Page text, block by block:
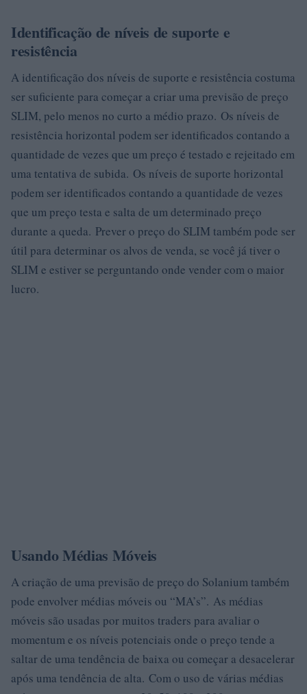
Identificação de níveis de suporte e
resistência
A identificação dos níveis de suporte e resistência costuma
ser suficiente para começar a criar uma previsão de preço
SLIM, pelo menos no curto a médio prazo. Os níveis de
resistência horizontal podem ser identificados contando a
quantidade de vezes que um preço é testado e rejeitado em
uma tentativa de subida. Os níveis de suporte horizontal
podem ser identificados contando a quantidade de vezes
que um preço testa e salta de um determinado preço
durante a queda. Prever o preço do SLIM também pode ser
útil para determinar os alvos de venda, se você já tiver o
SLIM e estiver se perguntando onde vender com o maior
lucro.
Usando Médias Móveis
A criação de uma previsão de preço do Solanium também
pode envolver médias móveis ou “MA’s”. As médias
móveis são usadas por muitos traders para avaliar o
momentum e os níveis potenciais onde o preço tende a
saltar de uma tendência de baixa ou começar a desacelerar
após uma tendência de alta. Com o uso de várias médias